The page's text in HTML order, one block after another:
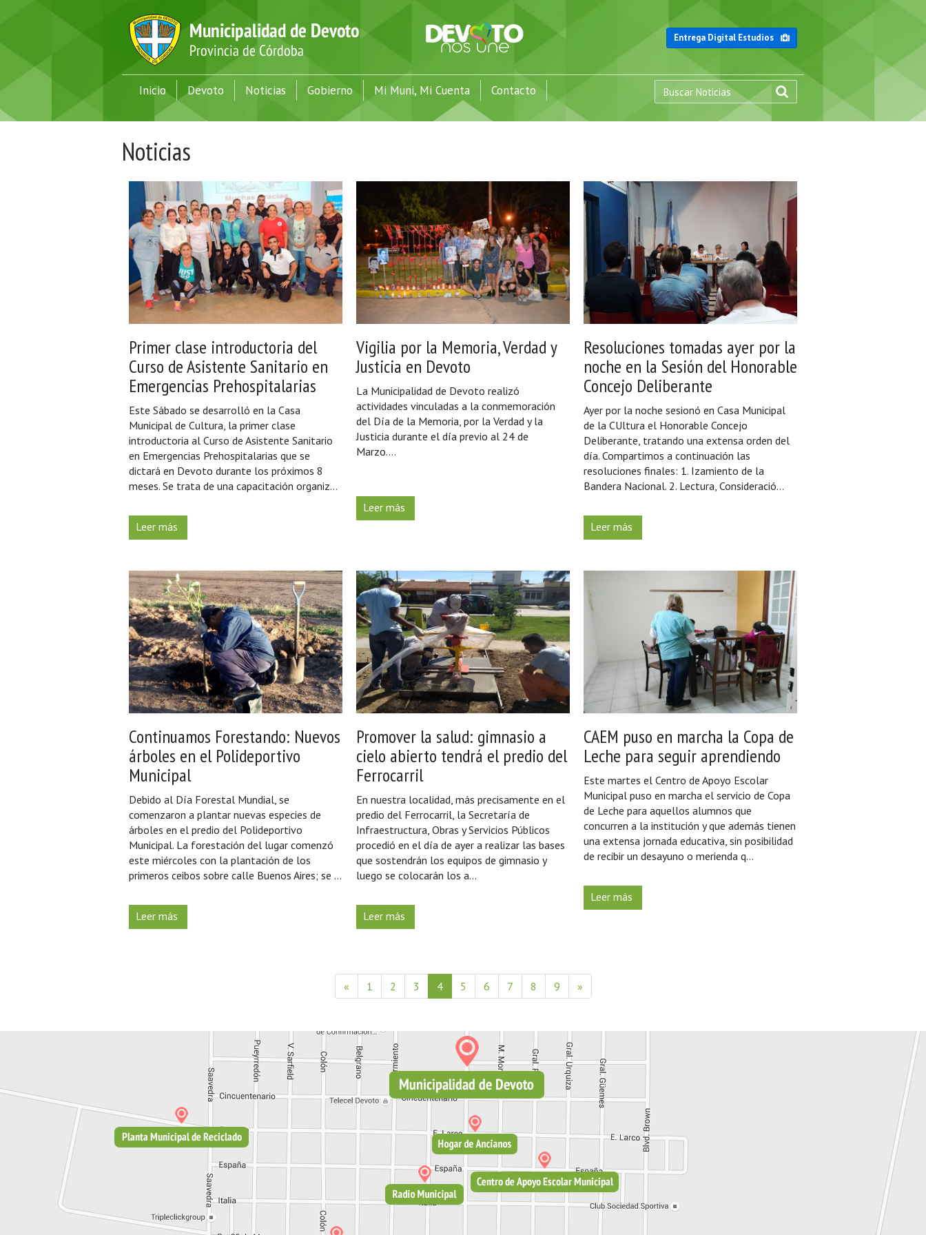
Entrega Digital Estudios
Inicio Devoto Noticias Gobierno Mi Muni, Mi Cuenta Contacto
Noticias
Primer clase introductoria del
Curso de Asistente Sanitario en
Emergencias Prehospitalarias
Este Sábado se desarrolló en la Casa
Municipal de Cultura, la primer clase
introductoria al Curso de Asistente Sanitario
en Emergencias Prehospitalarias que se
dictará en Devoto durante los próximos 8
meses. Se trata de una capacitación organiz...
Leer más
Vigilia por la Memoria, Verdad y
Justicia en Devoto
La Municipalidad de Devoto realizó
actividades vinculadas a la conmemoración
del Día de la Memoria, por la Verdad y la
Justicia durante el día previo al 24 de
Marzo....
Leer más
Resoluciones tomadas ayer por la
noche en la Sesión del Honorable
Concejo Deliberante
Ayer por la noche sesionó en Casa Municipal
de la CUltura el Honorable Concejo
Deliberante, tratando una extensa orden del
día. Compartimos a continuación las
resoluciones finales: 1. Izamiento de la
Bandera Nacional. 2. Lectura, Consideració...
Leer más
Continuamos Forestando: Nuevos
árboles en el Polideportivo
Municipal
Debido al Día Forestal Mundial, se
comenzaron a plantar nuevas especies de
árboles en el predio del Polideportivo
Municipal. La forestación del lugar comenzó
este miércoles con la plantación de los
primeros ceibos sobre calle Buenos Aires; se ...
Leer más
Promover la salud: gimnasio a
cielo abierto tendrá el predio del
Ferrocarril
En nuestra localidad, más precisamente en el
predio del Ferrocarril, la Secretaría de
Infraestructura, Obras y Servicios Públicos
procedió en el día de ayer a realizar las bases
que sostendrán los equipos de gimnasio y
luego se colocarán los a...
Leer más
CAEM puso en marcha la Copa de
Leche para seguir aprendiendo
Este martes el Centro de Apoyo Escolar
Municipal puso en marcha el servicio de Copa
de Leche para aquellos alumnos que
concurren a la institución y que además tienen
una extensa jornada educativa, sin posibilidad
de recibir un desayuno o merienda q...
Leer más
« 1 2 3 4 5 6 7 8 9 »